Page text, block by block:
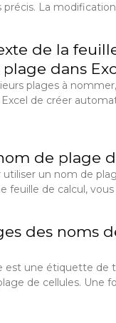
précis. La
de la
dans
plages à
de créer
de plage
un nom de
feuille de calcul,
des noms
est une étiquette de
de cellules. Une